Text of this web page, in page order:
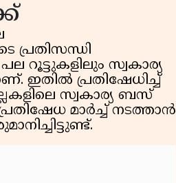
പ്രതിസന്ധി
റൂട്ടുകളിലും സ്വകാര്യ
ഇതിൽ പ്രതിഷേധിച്ച്
സ്വകാര്യ ബസ്
മാർച്ച് നടത്താൻ